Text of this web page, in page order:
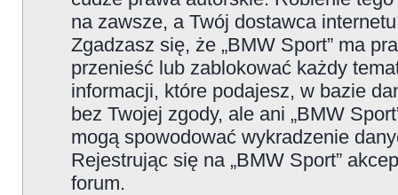
na zawsze, a Twój dostawca
Zgadzasz się, że „BMW Sport” ma
przenieść lub zablokować każdy
informacji, które podajesz, w bazie
bez Twojej zgody, ale ani „BMW
mogą spowodować wykradzenie
Rejestrując się na „BMW Sport”
forum.